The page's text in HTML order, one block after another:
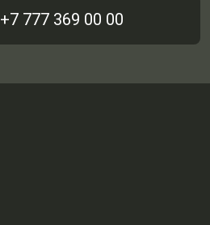
+7 777 369 00 00